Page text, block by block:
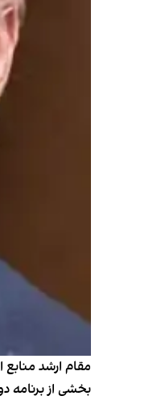
بخشی از برنامه